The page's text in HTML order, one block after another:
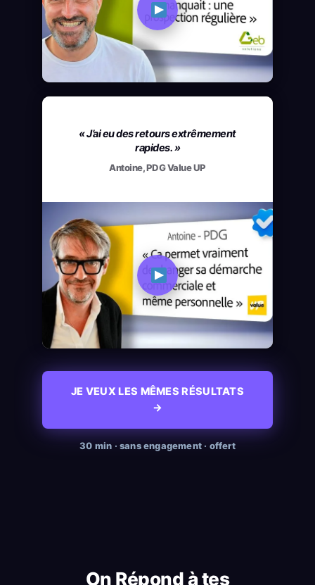
« J’ai eu des retours extrêmement
rapides. »
Antoine, PDG Value UP
JE VEUX LES MÊMES RÉSULTATS
→
30 min · sans engagement · offert
On Répond à tes